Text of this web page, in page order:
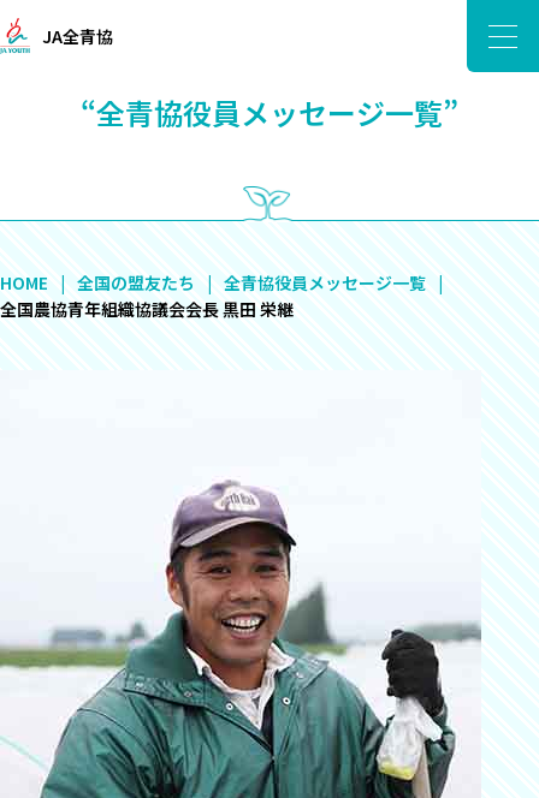
JA全青協
“全青協役員メッセージ一覧”
HOME 全国の盟友たち
全青協役員メッセージ一覧
全国農協青年組織協議会会長 黒田 栄継